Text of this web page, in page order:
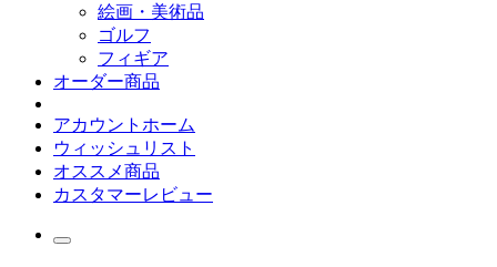
絵画・美術品
ゴルフ
フィギア
オーダー商品
アカウントホーム
ウィッシュリスト
オススメ商品
カスタマーレビュー